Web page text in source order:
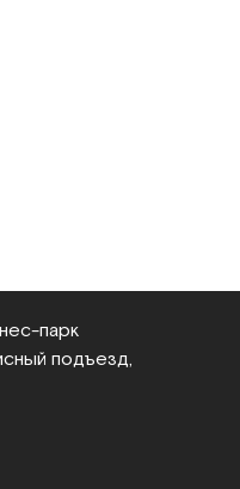
подъезд,